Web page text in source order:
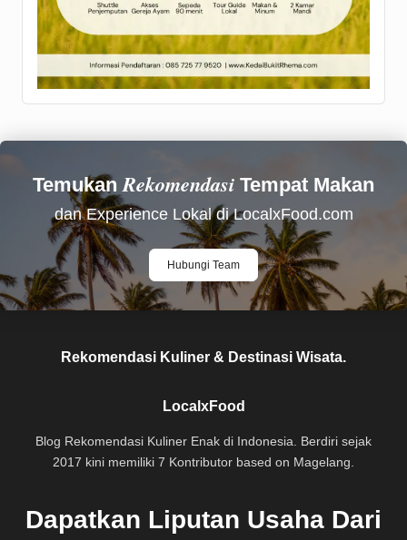
TemukanRekomendasi Tempat Makan
dan Experience Lokal di LocalxFood.com
Hubungi Team
Rekomendasi Kuliner & Destinasi Wisata.
LocalxFood
Blog Rekomendasi Kuliner Enak di Indonesia. Berdiri sejak
2017 kini memiliki 7 Kontributor based on Magelang.
Dapatkan Liputan Usaha Dari